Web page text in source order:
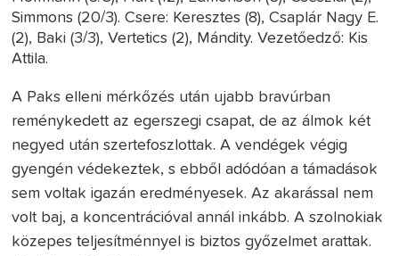
Simmons (20/3). Csere: Keresztes (8), Csaplár Nagy E.
(2), Baki (3/3), Vertetics (2), Mándity. Vezetőedző: Kis
Attila.
A Paks elleni mérkőzés után ujabb bravúrban
reménykedett az egerszegi csapat, de az álmok két
negyed után szertefoszlottak. A vendégek végig
gyengén védekeztek, s ebből adódóan a támadások
sem voltak igazán eredményesek. Az akarással nem
volt baj, a koncentrációval annál inkább. A szolnokiak
közepes teljesítménnyel is biztos győzelmet arattak.